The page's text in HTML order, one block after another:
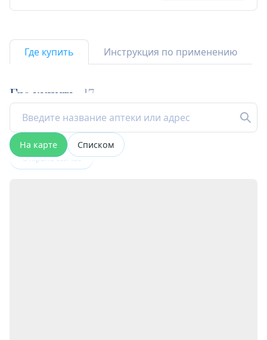
Где купить Инструкция по применению
Где купить 17
На карте Списком
Открыта сейчас